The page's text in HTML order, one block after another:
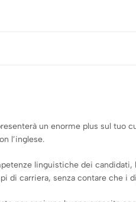
un enorme plus sul
l’inglese.
linguistiche dei
di carriera, senza contare che i